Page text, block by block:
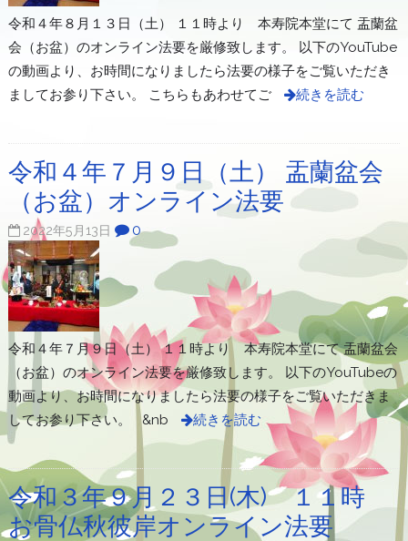
令和４年８月１３日（土） １１時より 本寿院本堂にて 盂蘭盆
会（お盆）のオンライン法要を厳修致します。 以下のYouTube
の動画より、お時間になりましたら法要の様子をご覧いただき
ましてお参り下さい。 こちらもあわせてご
続きを読む
令和４年７月９日（土） 盂蘭盆会
（お盆）オンライン法要
2022年5月13日 0
令和４年７月９日（土） １１時より 本寿院本堂にて 盂蘭盆会
（お盆）のオンライン法要を厳修致します。 以下のYouTubeの
動画より、お時間になりましたら法要の様子をご覧いただきま
してお参り下さい。 &nb
続きを読む
令和３年９月２３日(木) １１時
お骨仏秋彼岸オンライン法要